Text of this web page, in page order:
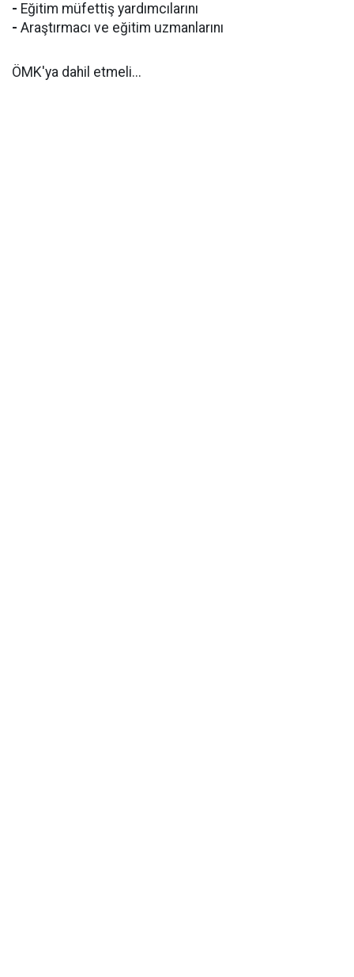
- Eğitim müfettiş yardımcılarını
- Araştırmacı ve eğitim uzmanlarını
ÖMK'ya dahil etmeli...